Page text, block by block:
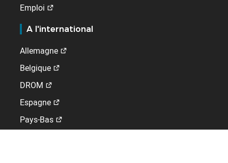
Emploi
A l'international
Allemagne
Belgique
DROM
Espagne
Pays-Bas